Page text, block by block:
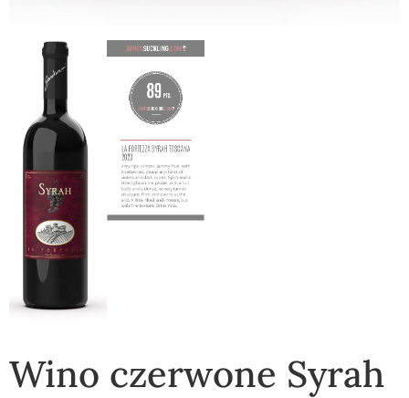
Wino czerwone Syrah